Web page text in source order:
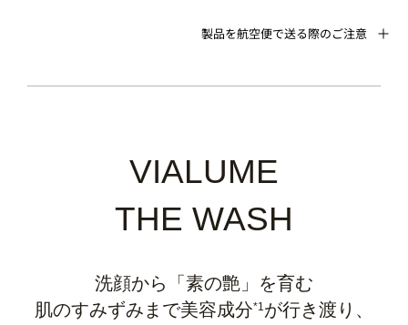
製品を航空便で送る際のご注意
VIALUME
THE WASH
洗顔から「素の艶」を育む
肌のすみずみまで美容成分*1が行き渡り、